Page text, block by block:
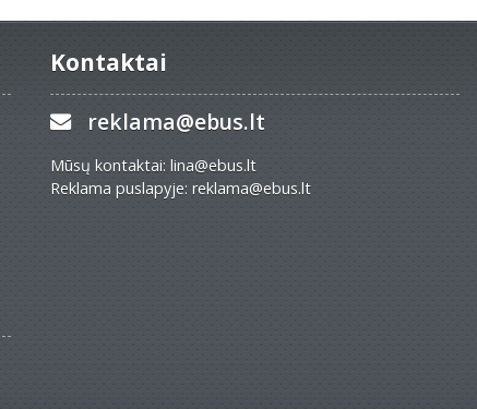
Kontaktai
reklama@ebus.lt
Mūsų kontaktai: lina@ebus.lt
Reklama puslapyje: reklama@ebus.lt